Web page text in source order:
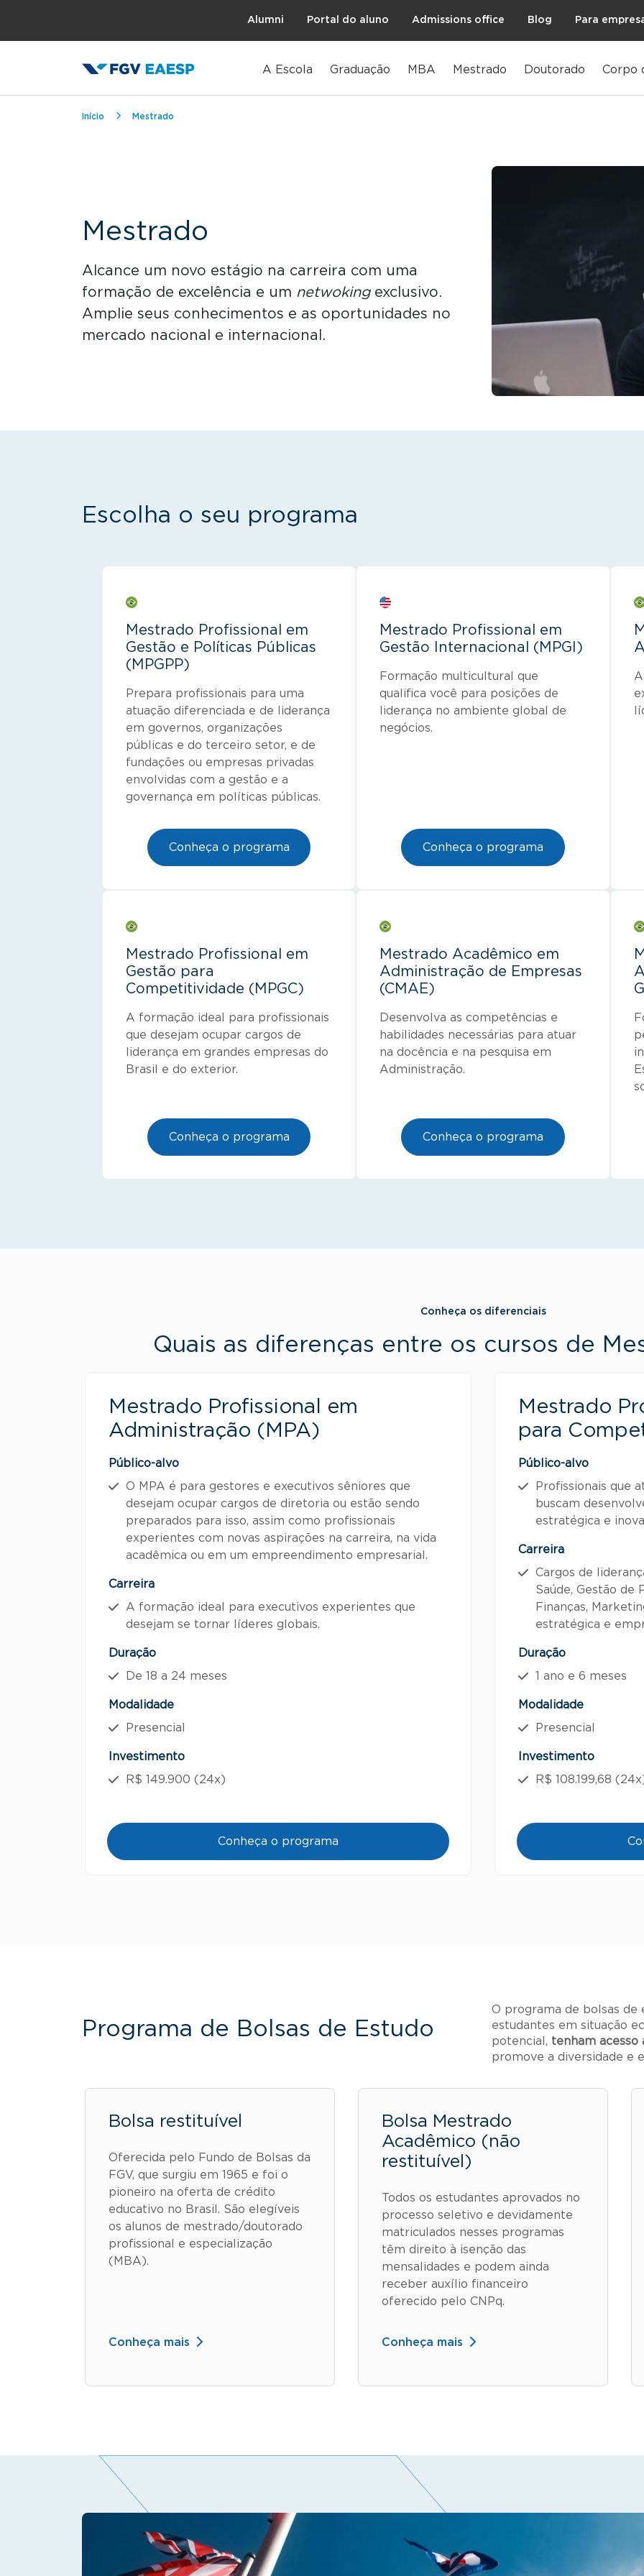
Alumni Portal do aluno Admissions office Blog Para
A Escola Graduação MBA Mestrado Doutorado Corpo
Trilha de navegação
Início Mestrado
Mestrado
Alcance um novo estágio na carreira com uma
formação de excelência e um netwokingexclusivo.
Amplie seus conhecimentos e as oportunidades no
mercado nacional e internacional.
Escolha o seu programa
Mestrado Profissional em
Gestão e Políticas Públicas
(MPGPP)
Prepara profissionais para uma
atuação diferenciada e de liderança
em governos, organizações
públicas e do terceiro setor, e de
fundações ou empresas privadas
envolvidas com a gestão e a
governança em políticas públicas.
Conheça o programa
Mestrado Profissional em
Gestão Internacional (MPGI)
Formação multicultural que
qualifica você para posições de
liderança no ambiente global de
negócios.
Conheça o programa
Mestrado Profissional em
Gestão para
Competitividade (MPGC)
A formação ideal para profissionais
que desejam ocupar cargos de
liderança em grandes empresas do
Brasil e do exterior.
Conheça o programa
Mestrado Acadêmico em
Administração de Empresas
(CMAE)
Desenvolva as competências e
habilidades necessárias para atuar
na docência e na pesquisa em
Administração.
Conheça o programa
Conheça os diferenciais
Quais as diferenças entre os cursos de
Mestrado Profissional em
Administração (MPA)
Público-alvo
O MPA é para gestores e executivos sêniores que
desejam ocupar cargos de diretoria ou estão sendo
preparados para isso, assim como profissionais
experientes com novas aspirações na carreira, na vida
acadêmica ou em um empreendimento empresarial.
Carreira
A formação ideal para executivos experientes que
desejam se tornar líderes globais.
Duração
De 18 a 24 meses
Modalidade
Presencial
Investimento
R$ 149.900 (24x)
Conheça o programa
Mestrado
para
Público-alvo
Profissionais que
buscam
estratégica e
Carreira
Cargos de
Saúde, Gestão de
Finanças,
estratégica e
Duração
1 ano e 6 meses
Modalidade
Presencial
Investimento
R$ 108.199,68
Programa de Bolsas de Estudo
O programa de bolsas de
estudantes em situação
potencial, tenham acesso
promove a diversidade e
Bolsa restituível
Oferecida pelo Fundo de Bolsas da
FGV, que surgiu em 1965 e foi o
pioneiro na oferta de crédito
educativo no Brasil. São elegíveis
os alunos de mestrado/doutorado
profissional e especialização
(MBA).
Conheça mais
Bolsa Mestrado
Acadêmico (não
restituível)
Todos os estudantes aprovados no
processo seletivo e devidamente
matriculados nesses programas
têm direito à isenção das
mensalidades e podem ainda
receber auxílio financeiro
oferecido pelo CNPq.
Conheça mais